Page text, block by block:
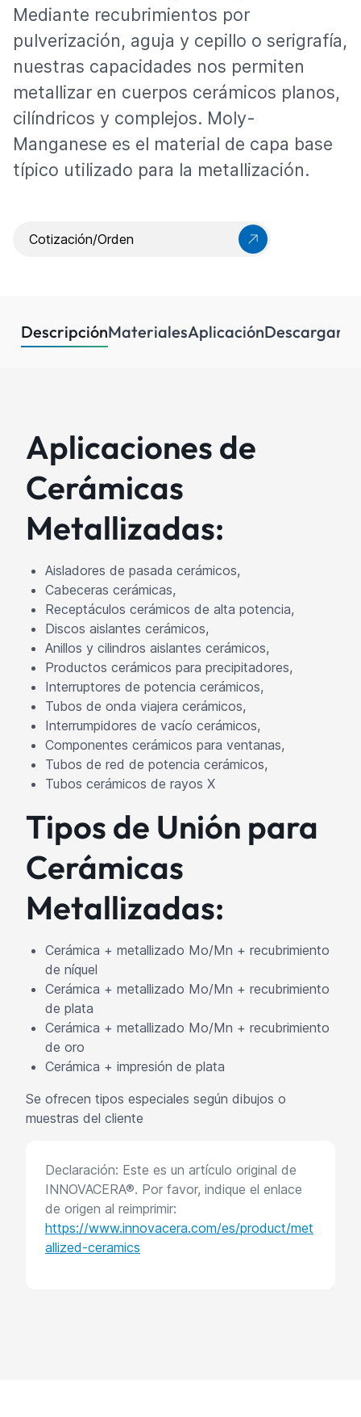
Mediante recubrimientos por
pulverización, aguja y cepillo o serigrafía,
nuestras capacidades nos permiten
metallizar en cuerpos cerámicos planos,
cilíndricos y complejos. Moly-
Manganese es el material de capa base
típico utilizado para la metallización.
Cotización/Orden
DescripciónMaterialesAplicaciónDescargar
Aplicaciones de
Cerámicas
Metallizadas:
Aisladores de pasada cerámicos,
Cabeceras cerámicas,
Receptáculos cerámicos de alta potencia,
Discos aislantes cerámicos,
Anillos y cilindros aislantes cerámicos,
Productos cerámicos para precipitadores,
Interruptores de potencia cerámicos,
Tubos de onda viajera cerámicos,
Interrumpidores de vacío cerámicos,
Componentes cerámicos para ventanas,
Tubos de red de potencia cerámicos,
Tubos cerámicos de rayos X
Tipos de Unión para
Cerámicas
Metallizadas:
Cerámica + metallizado Mo/Mn + recubrimiento
de níquel
Cerámica + metallizado Mo/Mn + recubrimiento
de plata
Cerámica + metallizado Mo/Mn + recubrimiento
de oro
Cerámica + impresión de plata
Se ofrecen tipos especiales según dibujos o
muestras del cliente
Declaración: Este es un artículo original de
INNOVACERA®. Por favor, indique el enlace
de origen al reimprimir:
https://www.innovacera.com/es/product/met
allized-ceramics